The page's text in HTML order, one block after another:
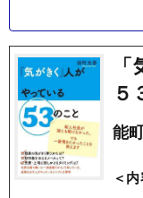
５
能
＜